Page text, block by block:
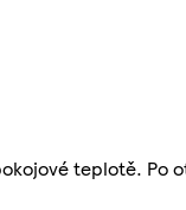
teplotě. Po